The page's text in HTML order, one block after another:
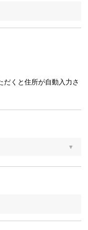
くと住所が自動入力さ